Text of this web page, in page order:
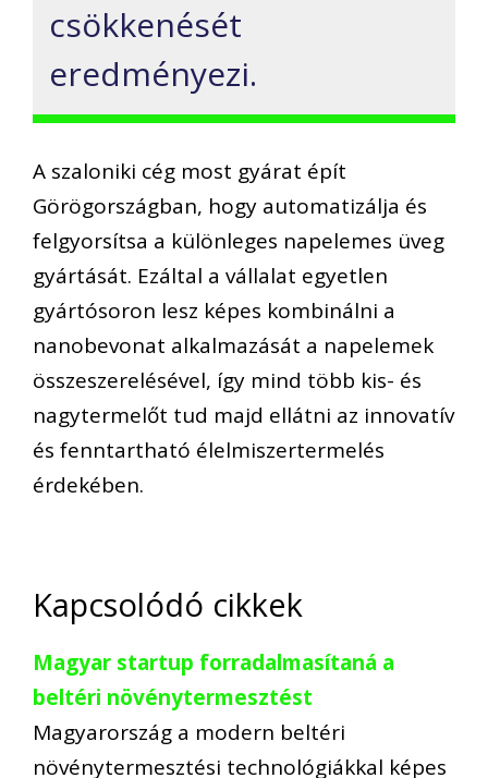
csökkenését
eredményezi.
A szaloniki cég most gyárat épít
Görögországban, hogy automatizálja és
felgyorsítsa a különleges napelemes üveg
gyártását. Ezáltal a vállalat egyetlen
gyártósoron lesz képes kombinálni a
nanobevonat alkalmazását a napelemek
összeszerelésével, így mind több kis- és
nagytermelőt tud majd ellátni az innovatív
és fenntartható élelmiszertermelés
érdekében.
Kapcsolódó cikkek
Magyar startup forradalmasítaná a
beltéri növénytermesztést
Magyarország a modern beltéri
növénytermesztési technológiákkal képes